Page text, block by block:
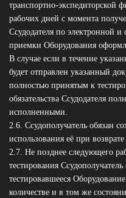
транспортно-экспедиторской
рабочих дней с момента
Ссудодателя по электронной
приемки Оборудования
В случае если в течение
будет отправлен указанный
полностью принятым к
обязательства Ссудодателя
исполненными.
2.6. Ссудополучатель обязан
использования её при
2.7. Не позднее следующего
тестирования
тестировавшееся
количестве и в том же